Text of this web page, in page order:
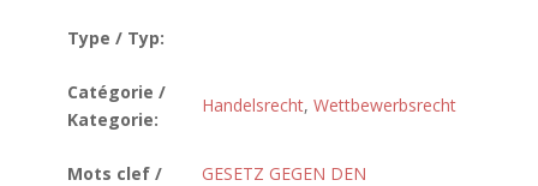
Type / Typ:
Catégorie /
Kategorie:
Handelsrecht, Wettbewerbsrecht
Mots clef /
GESETZ GEGEN DEN